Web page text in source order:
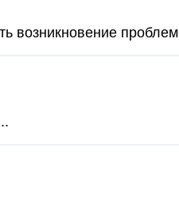
возникновение